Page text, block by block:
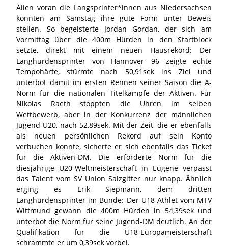
Allen voran die Langsprinter*innen aus Niedersachsen
konnten am Samstag ihre gute Form unter Beweis
stellen. So begeisterte Jordan Gordan, der sich am
Vormittag über die 400m Hürden in den Startblock
setzte, direkt mit einem neuen Hausrekord: Der
Langhürdensprinter von Hannover 96 zeigte echte
Tempohärte, stürmte nach 50,91sek ins Ziel und
unterbot damit im ersten Rennen seiner Saison die A-
Norm für die nationalen Titelkämpfe der Aktiven. Für
Nikolas Raeth stoppten die Uhren im selben
Wettbewerb, aber in der Konkurrenz der männlichen
Jugend U20, nach 52,89sek. Mit der Zeit, die er ebenfalls
als neuen persönlichen Rekord auf sein Konto
verbuchen konnte, sicherte er sich ebenfalls das Ticket
für die Aktiven-DM. Die erforderte Norm für die
diesjährige U20-Weltmeisterschaft in Eugene verpasst
das Talent vom SV Union Salzgitter nur knapp. Ähnlich
erging es Erik Siepmann, dem dritten
Langhürdensprinter im Bunde: Der U18-Athlet vom MTV
Wittmund gewann die 400m Hürden in 54,39sek und
unterbot die Norm für seine Jugend-DM deutlich. An der
Qualifikation für die U18-Europameisterschaft
schrammte er um 0,39sek vorbei.